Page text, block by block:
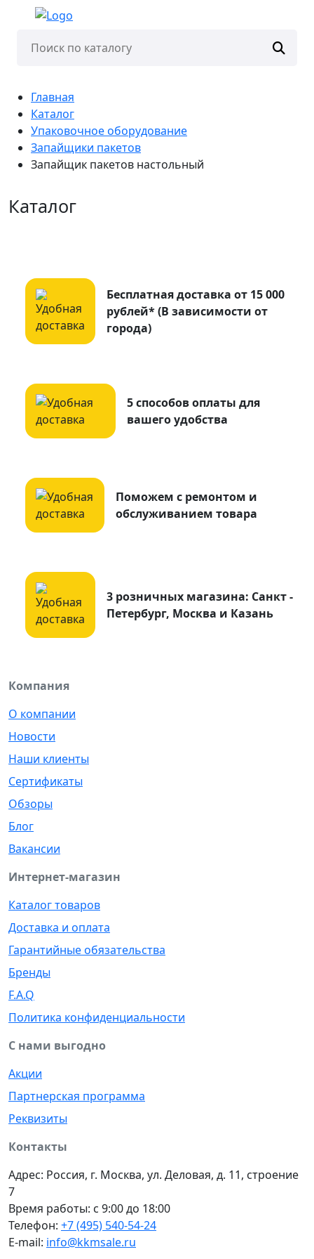
Главная
Каталог
Упаковочное оборудование
Запайщики пакетов
Запайщик пакетов настольный
Каталог
Бесплатная доставка от 15 000
рублей* (В зависимости от
города)
5 способов оплаты для
вашего удобства
Поможем с ремонтом и
обслуживанием товара
3 розничных магазина: Санкт -
Петербург, Москва и Казань
Компания
О компании
Новости
Наши клиенты
Сертификаты
Обзоры
Блог
Вакансии
Интернет-магазин
Каталог товаров
Доставка и оплата
Гарантийные обязательства
Бренды
F.A.Q
Политика конфиденциальности
С нами выгодно
Акции
Партнерская программа
Реквизиты
Контакты
Адрес: Россия, г. Москва, ул. Деловая, д. 11, строение
7
Время работы: с 9:00 до 18:00
Телефон: +7 (495) 540-54-24
E-mail: info@kkmsale.ru